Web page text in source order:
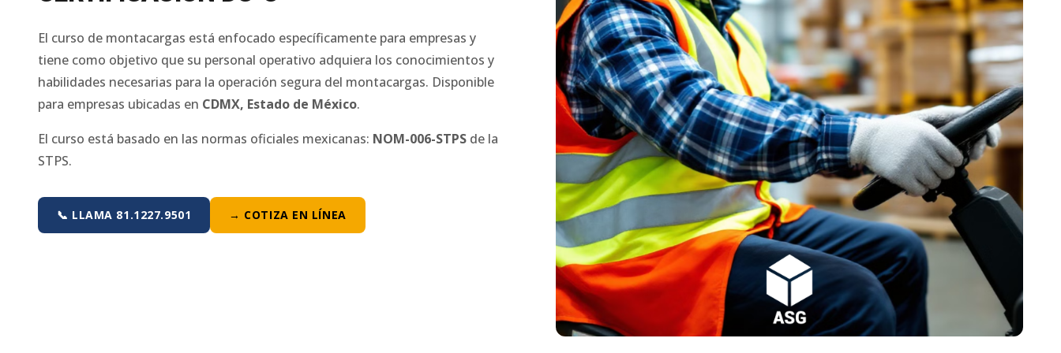
El curso de montacargas está enfocado específicamente para empresas y
tiene como objetivo que su personal operativo adquiera los conocimientos y
habilidades necesarias para la operación segura del montacargas. Disponible
para empresas ubicadas en CDMX, Estado de México.
El curso está basado en las normas oficiales mexicanas: NOM-006-STPS de la
STPS.
📞 LLAMA 81.1227.9501 → COTIZA EN LÍNEA